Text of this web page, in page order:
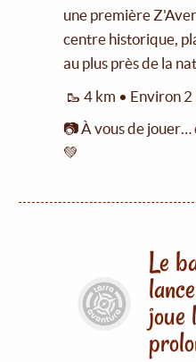
une première
centre historique,
au plus près de la
🥾 4 km • Environ
📷 À vous de jouer…
💚
Le
joue